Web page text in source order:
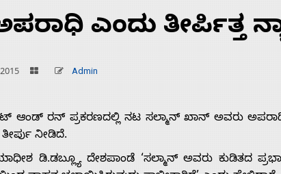
ಎಂದು ತೀರ್ಪಿತ್ತ
2015 Admin
ಆಂಡ್ ರನ್ ಪ್ರಕರಣದಲ್ಲಿ ನಟ ಸಲ್ಮಾನ್ ಖಾನ್ ಅವರು
ನೀಡಿದೆ.
ಡಿ.ಡಬ್ಲ್ಯೂ ದೇಶಪಾಂಡೆ ‘ಸಲ್ಮಾನ್ ಅವರು ಕುಡಿತದ